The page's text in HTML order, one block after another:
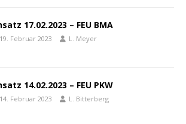
17.02.2023 – FEU BMA
19. Februar 2023 L. Meyer
14.02.2023 – FEU PKW
14. Februar 2023 L. Bitterberg